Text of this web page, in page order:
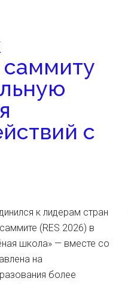
саммиту
с
к лидерам стран
(RES 2026) в
школа» — вместе со
на
более